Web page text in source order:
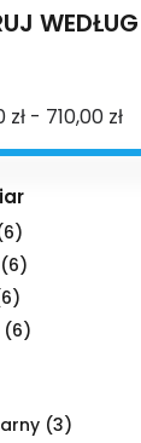
WEDŁUG
zł - 710,00 zł
(6)
(6)
(3)